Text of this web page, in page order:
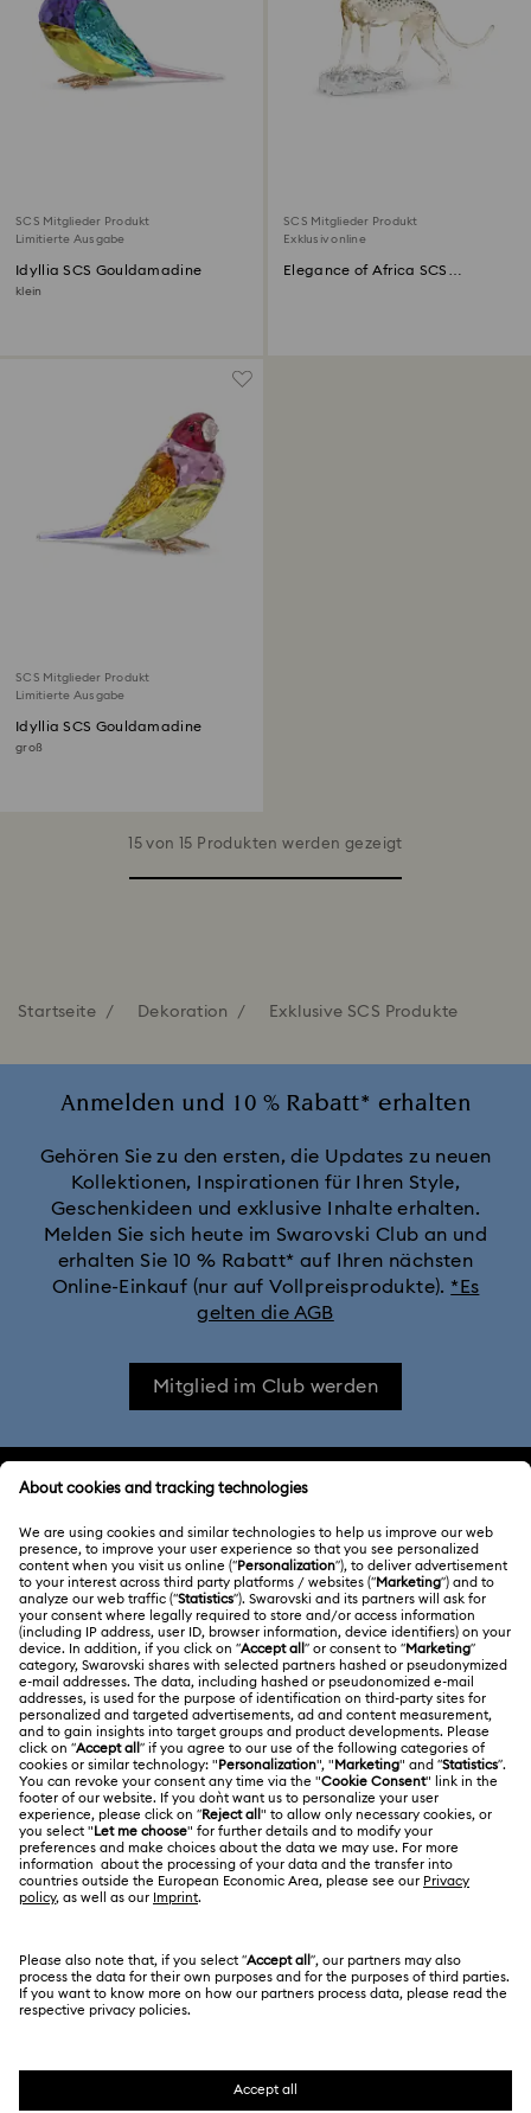
SCS Mitglieder Produkt
Limitierte Ausgabe
Idyllia SCS Gouldamadine
klein
SCS Mitglieder Produkt
Exklusiv online
Elegance of Africa SCS
SCS Mitglieder Produkt
Limitierte Ausgabe
Idyllia SCS Gouldamadine
groß
15 von 15 Produkten werden gezeigt
Startseite Dekoration Exklusive SCS Produkte
Anmelden und 10 % Rabatt* erhalten
Gehören Sie zu den ersten, die Updates zu neuen
Kollektionen, Inspirationen für Ihren Style,
Geschenkideen und exklusive Inhalte erhalten.
Melden Sie sich heute im Swarovski Club an und
erhalten Sie 10 % Rabatt* auf Ihren nächsten
Online-Einkauf (nur auf Vollpreisprodukte). *Es
gelten die AGB
Mitglied im Club werden
KUNDENSERVICE
Übersicht zum Kundenservice
Geschenkkarten-Guthaben
Reparaturstatus
Kontakt
Größe berechnen
Store-Finder
ÜBER UNS
Über Swarovski
Stellen & Karriere
Alumni Community
Für Geschäftskunden
Sitemap
Kristallwelten
RECHTLICHE BEDINGUNGEN
Nutzungsbedingungen
AGB
Datenschutz
Impressum
Andere Länder
English
Deutsch Español Français
SWAROVSKI® und das Schwan-Logo sind
eingetragene Marken der Swarovski AG.